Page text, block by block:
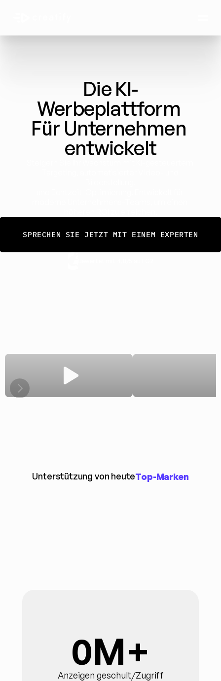
Die KI-
Werbeplattform
Für Unternehmen
entwickelt
SPRECHEN SIE JETZT MIT EINEM EXPERTEN
Unterstützung von heuteTop-Marken
0M+
Anzeigen geschult/Zugriff